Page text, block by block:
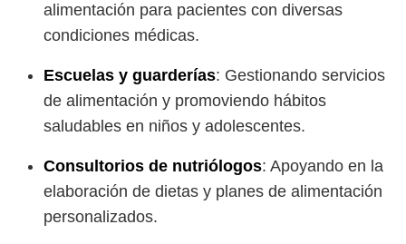
alimentación para pacientes con diversas
condiciones médicas.
Escuelas y guarderías: Gestionando servicios
de alimentación y promoviendo hábitos
saludables en niños y adolescentes.
Consultorios de nutriólogos: Apoyando en la
elaboración de dietas y planes de alimentación
personalizados.